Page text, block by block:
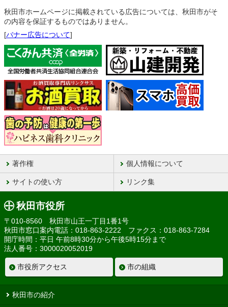
秋田市ホームページに掲載されている広告については、秋田市がそ
の内容を保証するものではありません。
[バナー広告について]
著作権 個人情報について
サイトの使い方 リンク集
秋田市役所
〒010-8560 秋田市山王一丁目1番1号
秋田市窓口案内電話：018-863-2222 ファクス：018-863-7284
開庁時間：平日 午前8時30分から午後5時15分まで
法人番号：3000020052019
市役所アクセス 市の組織
秋田市の紹介